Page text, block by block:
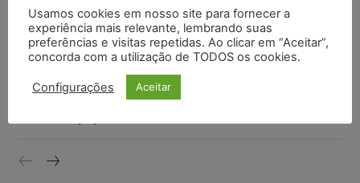
novos para pessoas com deficiência e autistas de todos os
níveis
DIREITO TRIBUTÁRIO 07/08/2026
Justiça do Trabalho mantém justa causa de empregado que
vendia canetas emagrecedoras no local de trabalho
Usamos cookies em nosso site para fornecer a
experiência mais relevante, lembrando suas
preferências e visitas repetidas. Ao clicar em “Aceitar”,
concorda com a utilização de TODOS os cookies.
Configurações Aceitar